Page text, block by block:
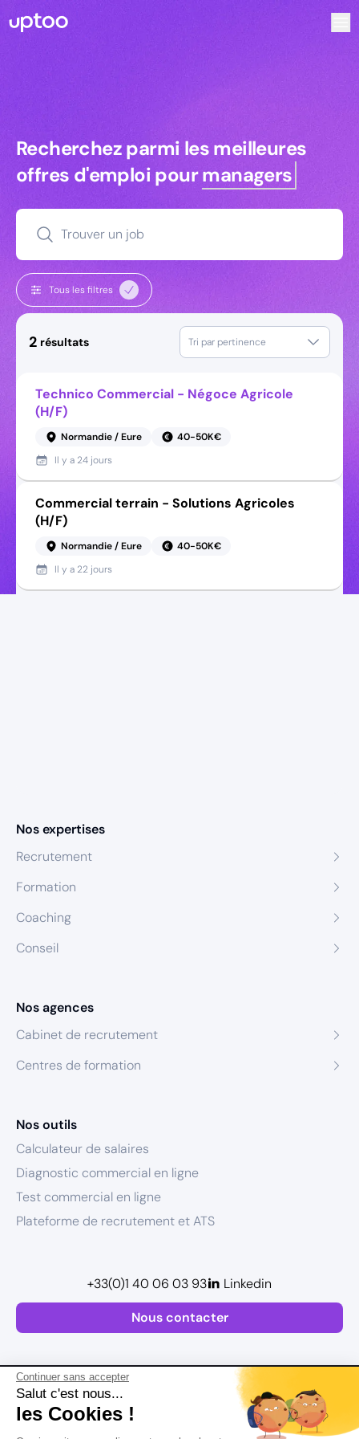
Continuer sans accepter
Salut c'est nous...
les Cookies !
Recherchez parmi les meilleures
Recherchez parmi les meilleures
offres d'emploi pourmanagers
Trouver un job
Tous les filtres
2 résultats Tri par pertinence
Technico Commercial - Négoce Agricole
(H/F)
Normandie / Eure
40-50K€
Il y a 24 jours
Commercial terrain - Solutions Agricoles
(H/F)
Normandie / Eure
40-50K€
Il y a 22 jours
Nos expertises
Recrutement
Formation
Coaching
Conseil
Nos agences
Cabinet de recrutement
Centres de formation
Nos outils
Calculateur de salaires
Diagnostic commercial en ligne
Test commercial en ligne
Plateforme de recrutement et ATS
Nous contacter
+33(0)1 40 06 03 93 Linkedin